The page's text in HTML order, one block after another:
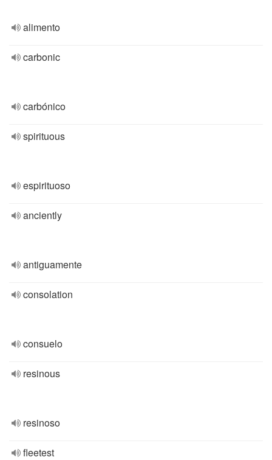
alimento
carbonic
carbónico
spirituous
espirituoso
anciently
antiguamente
consolation
consuelo
resinous
resinoso
fleetest